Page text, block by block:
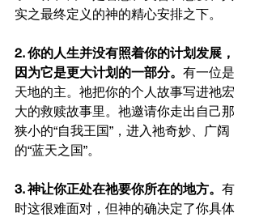
实之最终定义的神的精心安排之下。
2. 你的人生并没有照着你的计划发展，
因为它是更大计划的一部分。 有一位是
天地的主。祂把你的个人故事写进祂宏
大的救赎故事里。祂邀请你走出自己那
狭小的“自我王国”，进入祂奇妙、广阔
的“蓝天之国”。
3. 神让你正处在祂要你所在的地方。 有
时这很难面对，但神的确决定了你具体